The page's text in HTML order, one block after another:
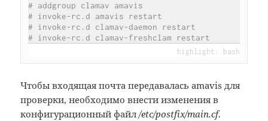
# addgroup clamav amavis
# invoke-rc.d amavis restart
# invoke-rc.d clamav-daemon restart
# invoke-rc.d clamav-freshclam restart
Чтобы входящая почта передавалась amavis для
проверки, необходимо внести изменения в
конфигурационный файл/etc/postfix/main.cf.